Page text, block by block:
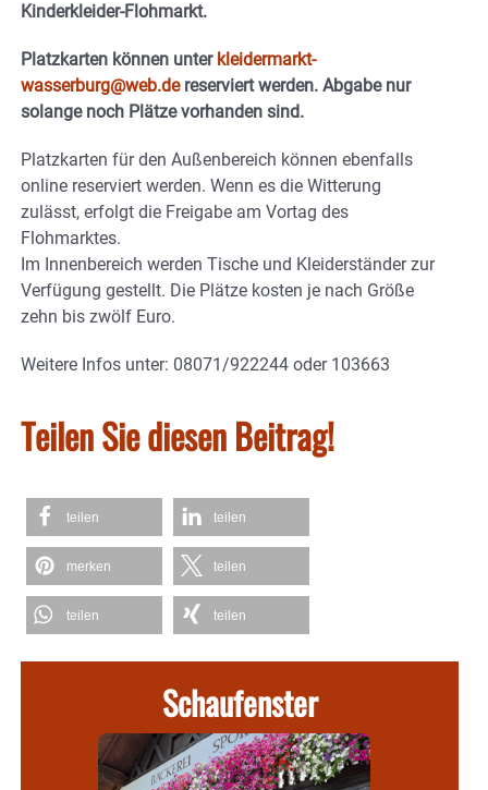
Kinderkleider-Flohmarkt.
Platzkarten können unter kleidermarkt-
wasserburg@web.dereserviert werden. Abgabe nur
solange noch Plätze vorhanden sind.
Platzkarten für den Außenbereich können ebenfalls
online reserviert werden. Wenn es die Witterung
zulässt, erfolgt die Freigabe am Vortag des
Flohmarktes.
Im Innenbereich werden Tische und Kleiderständer zur
Verfügung gestellt. Die Plätze kosten je nach Größe
zehn bis zwölf Euro.
Weitere Infos unter: 08071/922244 oder 103663
Teilen Sie diesen Beitrag!
teilen teilen
merken teilen
teilen teilen
Schaufenster